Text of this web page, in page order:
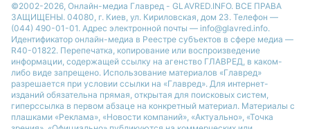
©2002-2026, Онлайн-медиа Главред - GLAVRED.INFO. ВСЕ ПРАВА
ЗАЩИЩЕНЫ. 04080, г. Киев, ул. Кириловская, дом 23. Телефон —
(044) 490-01-01. Адрес электронной почты — info@glavred.info.
Идентификатор онлайн-медиа в Реестре cубъектов в сфере медиа —
R40-01822. Перепечатка, копирование или воспроизведение
информации, содержащей ссылку на агенство ГЛАВРЕД, в каком-
либо виде запрещено. Использование материалов «Главред»
разрешается при условии ссылки на «Главред». Для интернет-
изданий обязательна прямая, открытая для поисковых систем,
гиперссылка в первом абзаце на конкретный материал. Материалы с
плашками «Реклама», «Новости компаний», «Актуально», «Точка